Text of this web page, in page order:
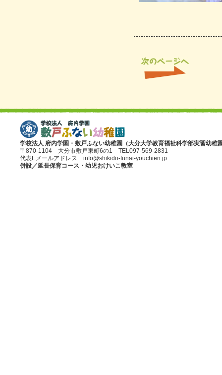
学校法人 府内学園・敷戸ふない幼稚園（大分大学教育福祉科学部実習幼稚
〒870-1104 大分市敷戸東町6の1 TEL097-569-2831
代表Eメールアドレス info@shikido-funai-youchien.jp
併設／延長保育コース・幼児おけいこ教室